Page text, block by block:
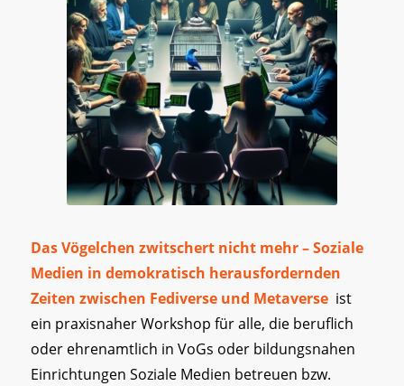
Das Vögelchen zwitschert nicht mehr – Soziale
Medien in demokratisch herausfordernden
Zeiten zwischen Fediverse und Metaverse ist
ein praxisnaher Workshop für alle, die beruflich
oder ehrenamtlich in VoGs oder bildungsnahen
Einrichtungen Soziale Medien betreuen bzw.